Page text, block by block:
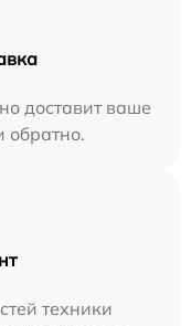
доставит ваше
обратно.
техники